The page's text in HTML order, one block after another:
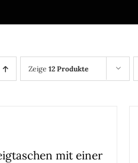
Zeige 12 Produkte
mit einer